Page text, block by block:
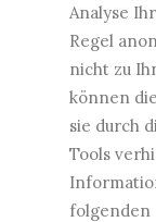
Analyse
Regel
nicht zu
können
sie durch
Tools
folgenden